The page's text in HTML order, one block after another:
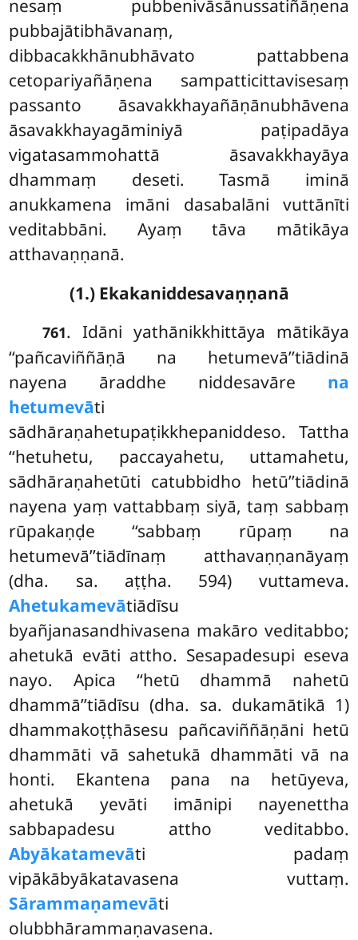
nesaṃ pubbenivāsānussatiñāṇena
pubbajātibhāvanaṃ,
dibbacakkhānubhāvato pattabbena
cetopariyañāṇena sampatticittavisesaṃ
passanto āsavakkhayañāṇānubhāvena
āsavakkhayagāminiyā paṭipadāya
vigatasammohattā āsavakkhayāya
dhammaṃ deseti. Tasmā iminā
anukkamena imāni dasabalāni vuttānīti
veditabbāni. Ayaṃ tāva mātikāya
atthavaṇṇanā.
(1.) Ekakaniddesavaṇṇanā
761. Idāni yathānikkhittāya mātikāya
‘‘pañcaviññāṇā na hetumevā’’tiādinā
nayena āraddhe niddesavāre na
hetumevāti
sādhāraṇahetupaṭikkhepaniddeso. Tattha
‘‘hetuhetu, paccayahetu, uttamahetu,
sādhāraṇahetūti catubbidho hetū’’tiādinā
nayena yaṃ vattabbaṃ siyā, taṃ sabbaṃ
rūpakaṇḍe ‘‘sabbaṃ rūpaṃ na
hetumevā’’tiādīnaṃ atthavaṇṇanāyaṃ
(dha. sa. aṭṭha. 594) vuttameva.
Ahetukamevātiādīsu
byañjanasandhivasena makāro veditabbo;
ahetukā evāti attho. Sesapadesupi eseva
nayo. Apica ‘‘hetū dhammā nahetū
dhammā’’tiādīsu (dha. sa. dukamātikā 1)
dhammakoṭṭhāsesu pañcaviññāṇāni hetū
dhammāti vā sahetukā dhammātivā na
honti. Ekantena pana na hetūyeva,
ahetukā yevāti imānipi nayenettha
sabbapadesu attho veditabbo.
Abyākatamevāti padaṃ
vipākābyākatavasena vuttaṃ.
Sārammaṇamevāti
olubbhārammaṇavasena.